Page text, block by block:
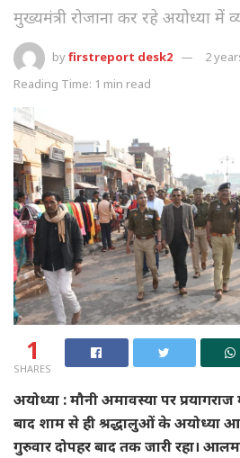
मुख्यमंत्री रोजाना कर रहे अयोध्या में
byfirstreport desk2
2
Reading Time: 1 min read
1
SHARES
अयोध्या : मौनी अमावस्या पर
बाद शाम से ही श्रद्धालुओं के
गुरुवार दोपहर बाद तक जारी रहा। आलम